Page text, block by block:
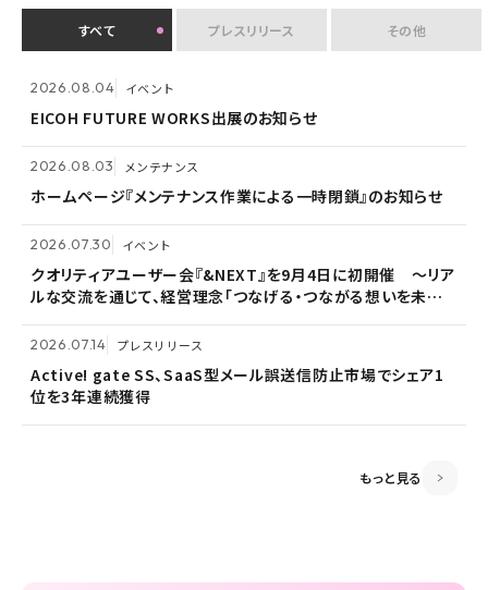
すべて プレスリリース その他
2026.08.04 イベント
EICOH FUTURE WORKS出展のお知らせ
2026.08.03 メンテナンス
ホームページ『メンテナンス作業による一時閉鎖』のお知らせ
2026.07.30 イベント
クオリティアユーザー会『&NEXT』を9月4日に初開催 〜リア
ルな交流を通じて、経営理念「つなげる・つながる想いを未来
2026.07.14 プレスリリース
Active! gate SS、SaaS型メール誤送信防止市場でシェア1
位を3年連続獲得
2026.07.30 イベント
クオリティアユーザー会『&NEXT』を9月4日に初開催 〜リア
へつなぐ」を体現〜
2026.07.14 プレスリリース
位を3年連続獲得
2026.07.09 自社ウェビナー
負担のないファイル送付方法～
2026.06.18 プレスリリース
2026.08.03 メンテナンス
ホームページ『メンテナンス作業による一時閉鎖』のお知らせ
2026.05.14 メンテナンス
ホームページ『メンテナンス作業による一時閉鎖』のお知らせ
2026.05.13 メンテナンス
ホームページ『メンテナンス作業による一時閉鎖』のお知らせ
2026.03.02 お知らせ
監査役変更のお知らせ
もっと見る